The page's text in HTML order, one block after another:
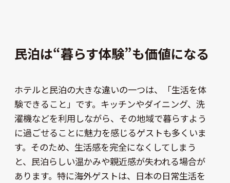
民泊は“暮らす体験”も価値になる
ホテルと民泊の大きな違いの一つは、「生活を体
験できること」です。キッチンやダイニング、洗
濯機などを利用しながら、その地域で暮らすよう
に過ごせることに魅力を感じるゲストも多くいま
す。そのため、生活感を完全になくしてしまう
と、民泊らしい温かみや親近感が失われる場合が
あります。特に海外ゲストは、日本の日常生活を